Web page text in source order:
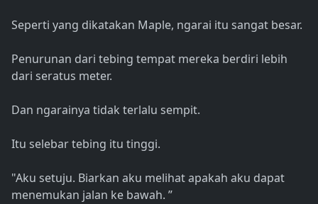
Seperti yang dikatakan Maple, ngarai itu sangat besar.
Penurunan dari tebing tempat mereka berdiri lebih
dari seratus meter.
Dan ngarainya tidak terlalu sempit.
Itu selebar tebing itu tinggi.
"Aku setuju. Biarkan aku melihat apakah aku dapat
menemukan jalan ke bawah. ”